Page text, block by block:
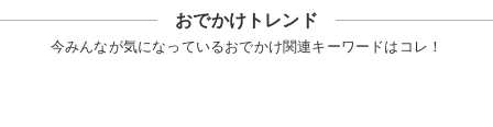
おでかけトレンド
今みんなが気になっているおでかけ関連キーワードはコレ！